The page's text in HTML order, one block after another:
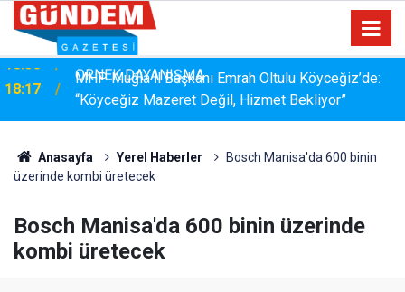
18:17
MHP Muğla İl Başkanı Emrah Oltulu Köyceğiz’de:
“Köyceğiz Mazeret Değil, Hizmet Bekliyor”
Anasayfa Yerel Haberler
Bosch Manisa'da 600 binin
üzerinde kombi üretecek
Bosch Manisa'da 600 binin üzerinde
kombi üretecek